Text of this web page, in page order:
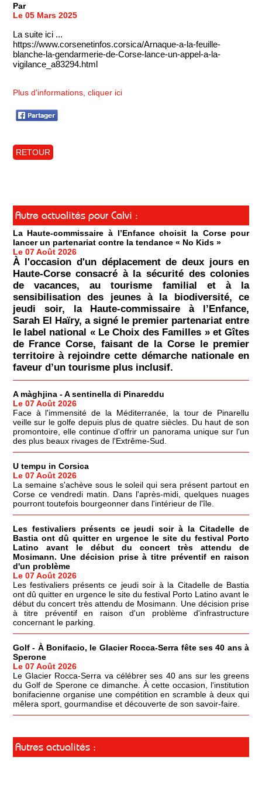
Par
Le 05 Mars 2025
La suite ici ...
https://www.corsenetinfos.corsica/Arnaque-a-la-feuille-
blanche-la-gendarmerie-de-Corse-lance-un-appel-a-la-
vigilance_a83294.html
Plus d'informations, cliquer ici
RETOUR
Autre actualités pour Calvi :
La Haute-commissaire à l’Enfance choisit la Corse pour
lancer un partenariat contre la tendance « No Kids »
Le 07 Août 2026
À l'occasion d'un déplacement de deux jours en
Haute-Corse consacré à la sécurité des colonies
de vacances, au tourisme familial et à la
sensibilisation des jeunes à la biodiversité, ce
jeudi soir, la Haute-commissaire à l’Enfance,
Sarah El Haïry, a signé le premier partenariat entre
le label national « Le Choix des Familles » et Gîtes
de France Corse, faisant de la Corse le premier
territoire à rejoindre cette démarche nationale en
faveur d’un tourisme plus inclusif.
A màghjina - A sentinella di Pinareddu
Le 07 Août 2026
Face à l'immensité de la Méditerranée, la tour de Pinarellu
veille sur le golfe depuis plus de quatre siècles. Du haut de son
promontoire, elle continue d'offrir un panorama unique sur l'un
des plus beaux rivages de l'Extrême-Sud.
U tempu in Corsica
Le 07 Août 2026
La semaine s'achève sous le soleil qui sera présent partout en
Corse ce vendredi matin. Dans l'après-midi, quelques nuages
pourront toutefois bourgeonner dans l'intérieur de l'île.
Les festivaliers présents ce jeudi soir à la Citadelle de
Bastia ont dû quitter en urgence le site du festival Porto
Latino avant le début du concert très attendu de
Mosimann. Une décision prise à titre préventif en raison
d'un problème
Le 07 Août 2026
Les festivaliers présents ce jeudi soir à la Citadelle de Bastia
ont dû quitter en urgence le site du festival Porto Latino avant le
début du concert très attendu de Mosimann. Une décision prise
à titre préventif en raison d'un problème d'infrastructure
concernant le parking.
Golf - À Bonifacio, le Glacier Rocca-Serra fête ses 40 ans à
Sperone
Le 07 Août 2026
Le Glacier Rocca-Serra va célébrer ses 40 ans sur les greens
du Golf de Sperone ce dimanche. À cette occasion, l'institution
bonifacienne organise une compétition en scramble à deux qui
mêlera sport, gourmandise et découverte de son savoir-faire.
Autres actualités :